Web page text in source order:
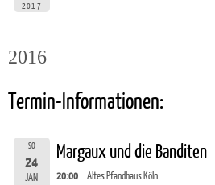
2017
2016
Termin-Informationen:
SO
24
JAN
Margaux und die Banditen
20:00 Altes Pfandhaus Köln